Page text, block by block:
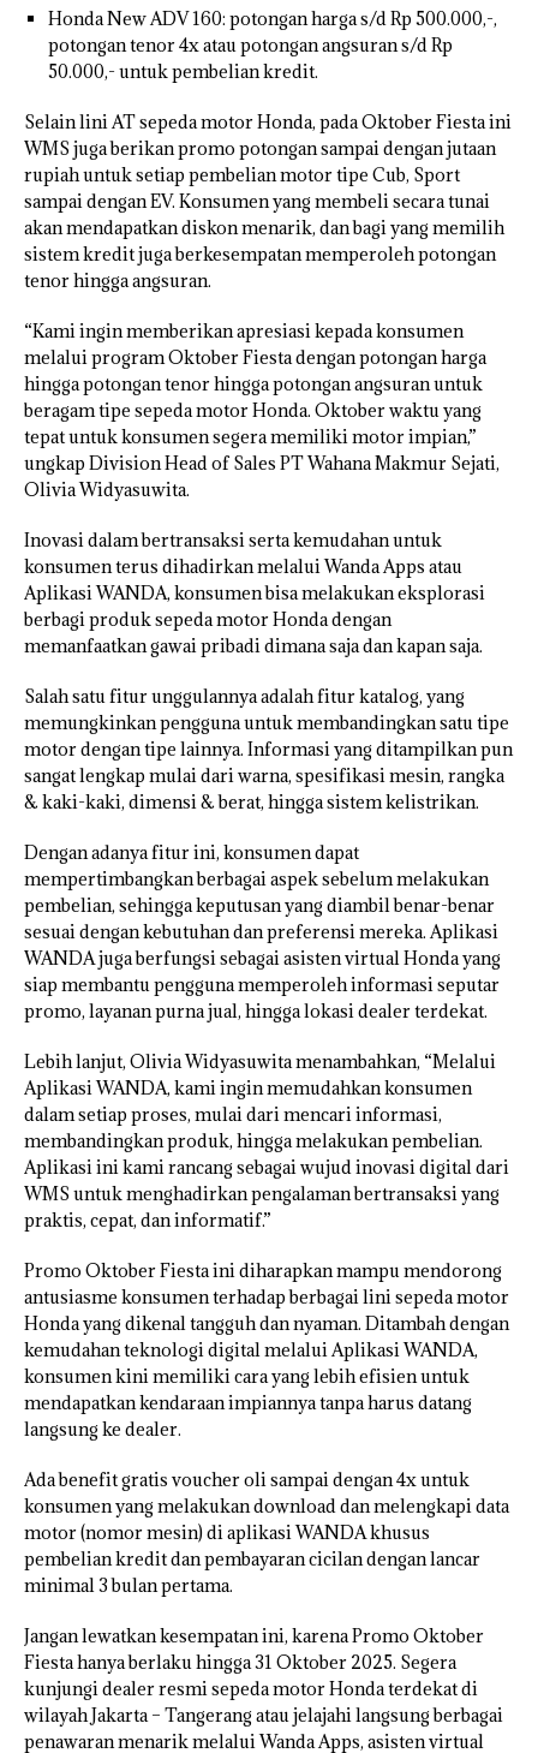
Honda New ADV 160: potongan harga s/d Rp 500.000,-,
potongan tenor 4x atau potongan angsuran s/d Rp
50.000,- untuk pembelian kredit.
Selain lini AT sepeda motor Honda, pada Oktober Fiesta ini
WMS juga berikan promo potongan sampai dengan jutaan
rupiah untuk setiap pembelian motor tipe Cub, Sport
sampai dengan EV. Konsumen yang membeli secara tunai
akan mendapatkan diskon menarik, dan bagi yang memilih
sistem kredit juga berkesempatan memperoleh potongan
tenor hingga angsuran.
“Kami ingin memberikan apresiasi kepada konsumen
melalui program Oktober Fiesta dengan potongan harga
hingga potongan tenor hingga potongan angsuran untuk
beragam tipe sepeda motor Honda. Oktober waktu yang
tepat untuk konsumen segera memiliki motor impian,”
ungkap Division Head of Sales PT Wahana Makmur Sejati,
Olivia Widyasuwita.
Inovasi dalam bertransaksi serta kemudahan untuk
konsumen terus dihadirkan melalui Wanda Apps atau
Aplikasi WANDA, konsumen bisa melakukan eksplorasi
berbagi produk sepeda motor Honda dengan
memanfaatkan gawai pribadi dimana saja dan kapan saja.
Salah satu fitur unggulannya adalah fitur katalog, yang
memungkinkan pengguna untuk membandingkan satu tipe
motor dengan tipe lainnya. Informasi yang ditampilkan pun
sangat lengkap mulai dari warna, spesifikasi mesin, rangka
& kaki-kaki, dimensi & berat, hingga sistem kelistrikan.
Dengan adanya fitur ini, konsumen dapat
mempertimbangkan berbagai aspek sebelum melakukan
pembelian, sehingga keputusan yang diambil benar-benar
sesuai dengan kebutuhan dan preferensi mereka. Aplikasi
WANDA juga berfungsi sebagai asisten virtual Honda yang
siap membantu pengguna memperoleh informasi seputar
promo, layanan purna jual, hingga lokasi dealer terdekat.
Lebih lanjut, Olivia Widyasuwita menambahkan, “Melalui
Aplikasi WANDA, kami ingin memudahkan konsumen
dalam setiap proses, mulai dari mencari informasi,
membandingkan produk, hingga melakukan pembelian.
Aplikasi ini kami rancang sebagai wujud inovasi digital dari
WMS untuk menghadirkan pengalaman bertransaksi yang
praktis, cepat, dan informatif.”
Promo Oktober Fiesta ini diharapkan mampu mendorong
antusiasme konsumen terhadap berbagai lini sepeda motor
Honda yang dikenal tangguh dan nyaman. Ditambah dengan
kemudahan teknologi digital melalui Aplikasi WANDA,
konsumen kini memiliki cara yang lebih efisien untuk
mendapatkan kendaraan impiannya tanpa harus datang
langsung ke dealer.
Ada benefit gratis voucher oli sampai dengan 4x untuk
konsumen yang melakukan download dan melengkapi data
motor (nomor mesin) di aplikasi WANDA khusus
pembelian kredit dan pembayaran cicilan dengan lancar
minimal 3 bulan pertama.
Jangan lewatkan kesempatan ini, karena Promo Oktober
Fiesta hanya berlaku hingga 31 Oktober 2025. Segera
kunjungi dealer resmi sepeda motor Honda terdekat di
wilayah Jakarta – Tangerang atau jelajahi langsung berbagai
penawaran menarik melalui Wanda Apps, asisten virtual